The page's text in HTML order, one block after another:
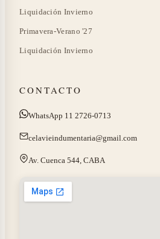
Liquidación Invierno
Primavera-Verano '27
Liquidación Invierno
CONTACTO
WhatsApp 11 2726-0713
celavieindumentaria@gmail.com
Av. Cuenca 544, CABA